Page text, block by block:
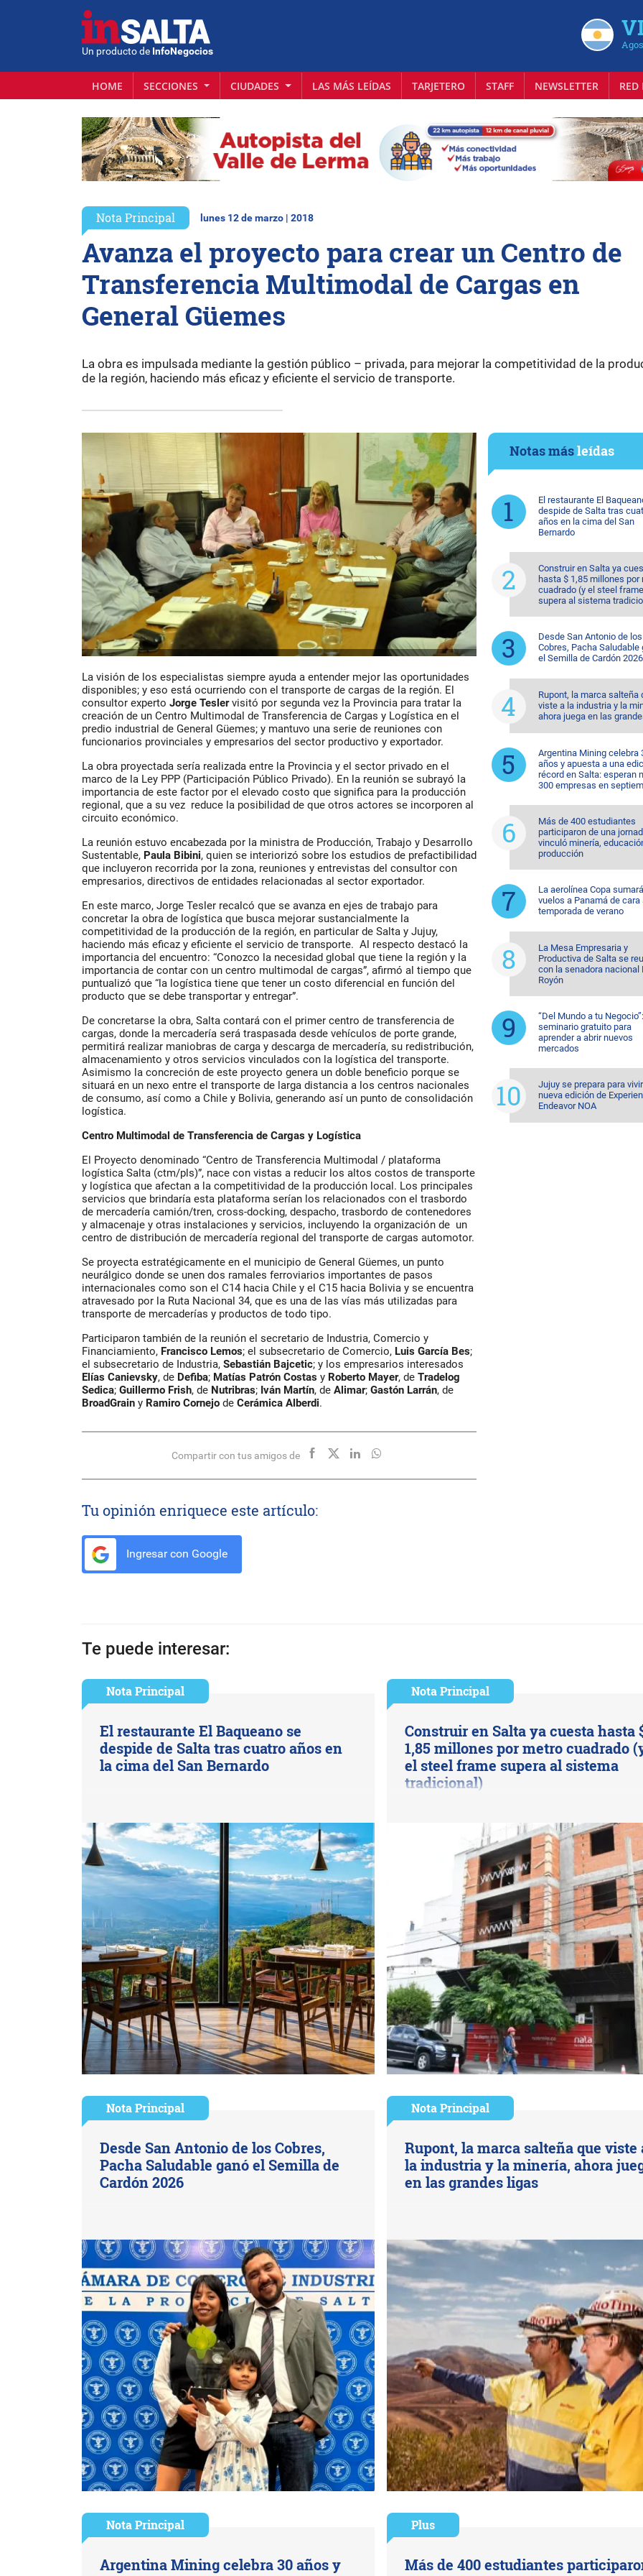
Un producto de InfoNegocios
HOME SECCIONES CIUDADES LAS MÁS LEÍDAS TARJETERO STAFF NEWSLETTER
Nota Principal lunes 12 de marzo | 2018
Avanza el proyecto para crear un Centro de
Transferencia Multimodal de Cargas en
General Güemes
La obra es impulsada mediante la gestión público – privada, para mejorar la competitividad de la
de la región, haciendo más eficaz y eficiente el servicio de transporte.
La visión de los especialistas siempre ayuda a entender mejor las oportunidades
disponibles; y eso está ocurriendo con el transporte de cargas de la región. El
consultor experto Jorge Teslervisitó por segunda vez la Provincia para tratar la
creación de un Centro Multimodal de Transferencia de Cargas y Logística en el
predio industrial de General Güemes; y mantuvo una serie de reuniones con
funcionarios provinciales y empresarios del sector productivo y exportador.
La obra proyectada sería realizada entre la Provincia y el sector privado en el
marco de la Ley PPP (Participación Público Privado). En la reunión se subrayó la
importancia de este factor por el elevado costo que significa para la producción
regional, que a su vez reduce la posibilidad de que otros actores se incorporen al
circuito económico.
La reunión estuvo encabezada por la ministra de Producción, Trabajo y Desarrollo
Sustentable, Paula Bibini, quien se interiorizó sobre los estudios de prefactibilidad
que incluyeron recorrida por la zona, reuniones y entrevistas del consultor con
empresarios, directivos de entidades relacionadas al sector exportador.
En este marco, Jorge Tesler recalcó que se avanza en ejes de trabajo para
concretar la obra de logística que busca mejorar sustancialmente la
competitividad de la producción de la región, en particular de Salta y Jujuy,
haciendo más eficaz y eficiente el servicio de transporte. Al respecto destacó la
importancia del encuentro: “Conozco la necesidad global que tiene la región y la
importancia de contar con un centro multimodal de cargas”, afirmó al tiempo que
puntualizó que “la logística tiene que tener un costo diferencial en función del
producto que se debe transportar y entregar”.
De concretarse la obra, Salta contará con el primer centro de transferencia de
cargas, donde la mercadería será traspasada desde vehículos de porte grande,
permitirá realizar maniobras de carga y descarga de mercadería, su redistribución,
almacenamiento y otros servicios vinculados con la logística del transporte.
Asimismo la concreción de este proyecto genera un doble beneficio porque se
situará en un nexo entre el transporte de larga distancia a los centros nacionales
de consumo, así como a Chile y Bolivia, generando así un punto de consolidación
logística.
Centro Multimodal de Transferencia de Cargas y Logística
El Proyecto denominado “Centro de Transferencia Multimodal / plataforma
logística Salta (ctm/pls)”, nace con vistas a reducir los altos costos de transporte
y logística que afectan a la competitividad de la producción local. Los principales
servicios que brindaría esta plataforma serían los relacionados con el trasbordo
de mercadería camión/tren, cross-docking, despacho, trasbordo de contenedores
y almacenaje y otras instalaciones y servicios, incluyendo la organización de un
centro de distribución de mercadería regional del transporte de cargas automotor.
Se proyecta estratégicamente en el municipio de General Güemes, un punto
neurálgico donde se unen dos ramales ferroviarios importantes de pasos
internacionales como son el C14 hacia Chile y el C15 hacia Bolivia y se encuentra
atravesado por la Ruta Nacional 34, que es una de las vías más utilizadas para
transporte de mercaderías y productos de todo tipo.
Participaron también de la reunión el secretario de Industria, Comercio y
Financiamiento, Francisco Lemos; el subsecretario de Comercio, Luis García Bes;
el subsecretario de Industria, Sebastián Bajcetic; y los empresarios interesados
Elías Canievsky, de Defiba; Matías Patrón Costas y Roberto Mayer, de Tradelog
Sedica; Guillermo Frish, de Nutribras; Iván Martín, de Alimar; Gastón Larrán, de
BroadGrain y Ramiro Cornejo de Cerámica Alberdi.
Compartir con tus amigos de
Tu opinión enriquece este artículo:
Ingresar con Google
Notas másleídas
El restaurante El
despide de Salta tras
años en la cima del San
Bernardo
Construir en Salta ya
hasta $ 1,85 millones por
cuadrado (y el steel frame
supera al sistema
Desde San Antonio de los
Cobres, Pacha Saludable
el Semilla de Cardón 2026
Rupont, la marca salteña
viste a la industria y la
ahora juega en las
Argentina Mining celebra
años y apuesta a una
récord en Salta: esperan
300 empresas en
Más de 400 estudiantes
participaron de una
vinculó minería,
producción
La aerolínea Copa sumará
vuelos a Panamá de cara
temporada de verano
La Mesa Empresaria y
Productiva de Salta se
con la senadora nacional
Royón
“Del Mundo a tu
seminario gratuito para
aprender a abrir nuevos
mercados
Jujuy se prepara para
nueva edición de
Endeavor NOA
Te puede interesar:
Nota Principal
El restaurante El Baqueano se
despide de Salta tras cuatro años en
la cima del San Bernardo
Nota Principal
Construir en Salta ya cuesta hasta
1,85 millones por metro cuadrado
el steel frame supera al sistema
tradicional)
Nota Principal
Desde San Antonio de los Cobres,
Pacha Saludable ganó el Semilla de
Cardón 2026
Nota Principal
Rupont, la marca salteña que viste
la industria y la minería, ahora
en las grandes ligas
Nota Principal
Argentina Mining celebra 30 años y
Plus
Más de 400 estudiantes